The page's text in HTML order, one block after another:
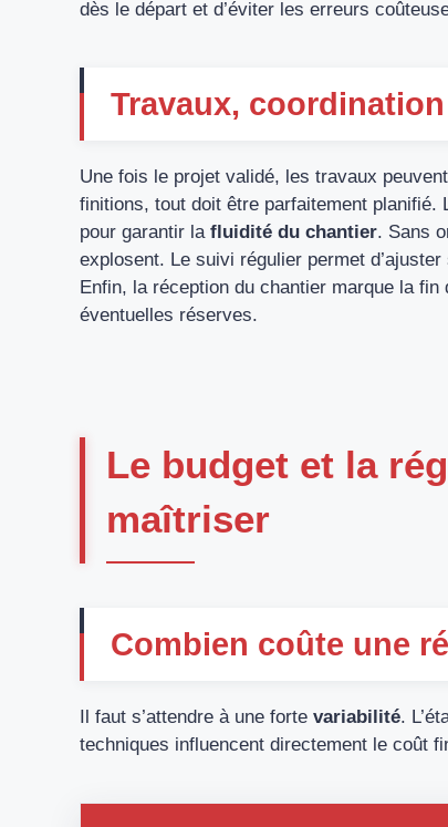
dès le départ et d’éviter les erreurs
Travaux,
Une fois le projet validé, les travaux
finitions, tout doit être parfaitement
pour garantir lafluidité du chantier. Sans
explosent. Le suivi régulier permet
Enfin, la réception du chantier marque la
éventuelles réserves.
Le budget et la
maîtriser
Combien coûte une
Il faut s’attendre à une forte variabilité.
techniques influencent directement le coût